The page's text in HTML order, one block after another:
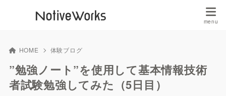
HOME 体験ブログ
”勉強ノート”を使用して基本情報技術
者試験勉強してみた（5日目）